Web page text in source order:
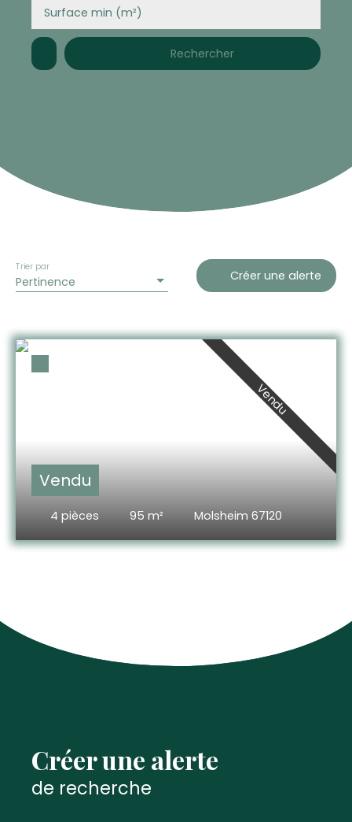
Surface min (m²)
Rechercher
Pertinence
Trier par
Créer une alerte
Vendu
4 pièces 95 m² Molsheim 67120
Vendu
Créer une alerte
de recherche